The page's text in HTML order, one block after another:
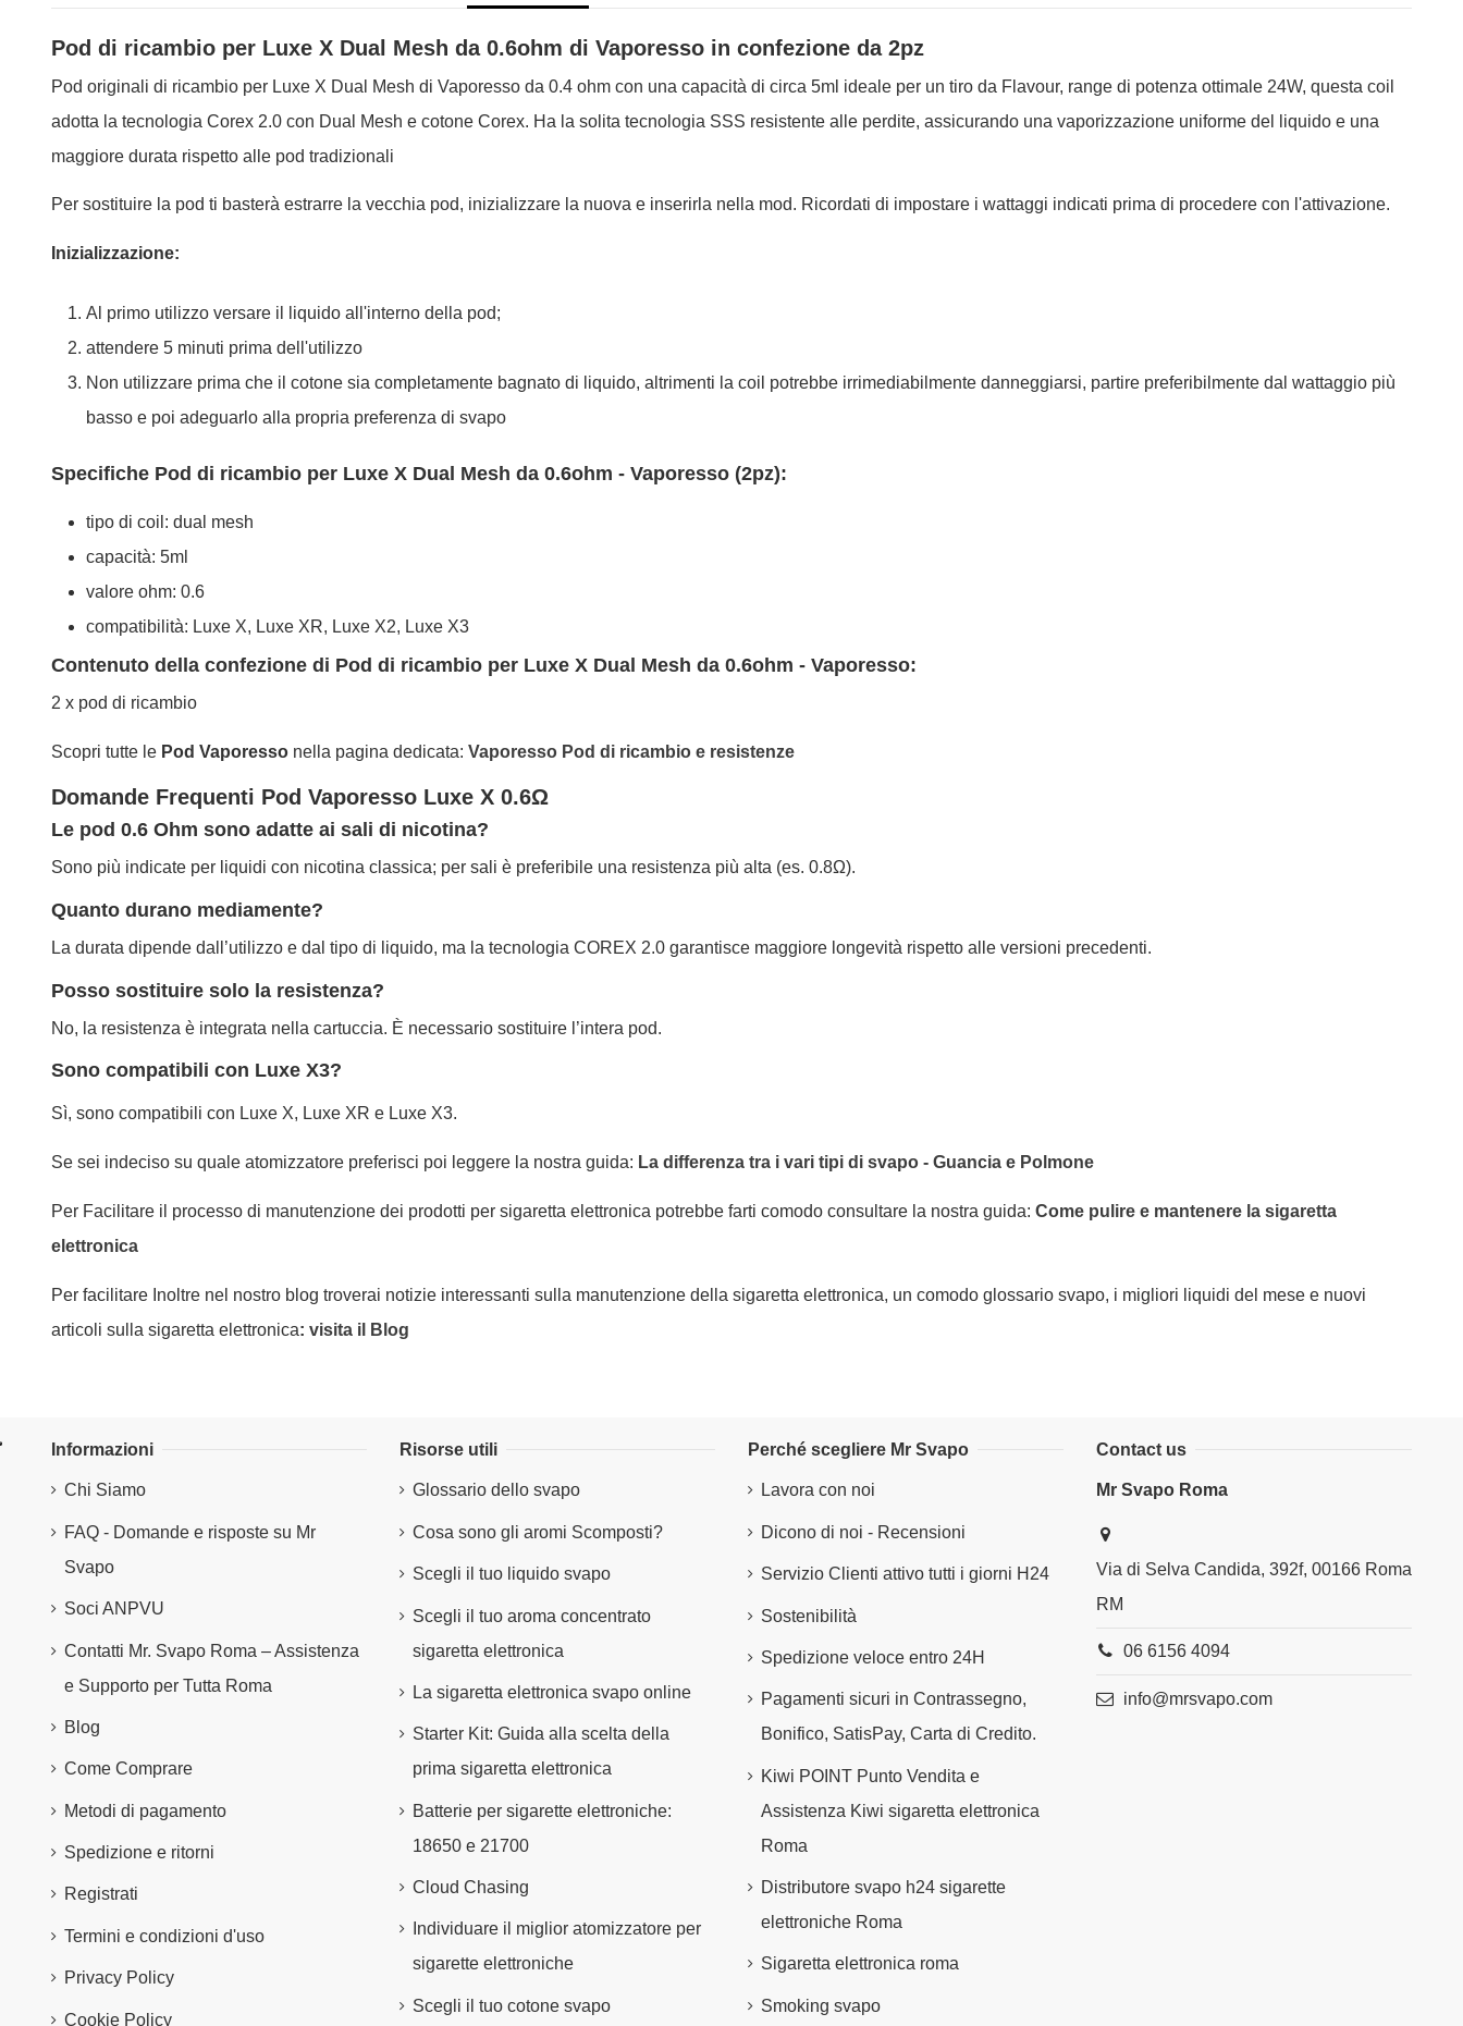
Pod di ricambio per Luxe X Dual Mesh da 0.6ohm di Vaporesso in confezione da 2pz
Pod originali di ricambio per Luxe X Dual Mesh di Vaporesso da 0.4 ohm con una capacità di circa 5ml ideale per un tiro da Flavour, range di potenza ottimale 24W, questa coil
adotta la tecnologia Corex 2.0 con Dual Mesh e cotone Corex. Ha la solita tecnologia SSS resistente alle perdite, assicurando una vaporizzazione uniforme del liquido e una
maggiore durata rispetto alle pod tradizionali
Per sostituire la pod ti basterà estrarre la vecchia pod, inizializzare la nuova e inserirla nella mod. Ricordati di impostare i wattaggi indicati prima di procedere con l'attivazione.
Inizializzazione:
Al primo utilizzo versare il liquido all'interno della pod;
attendere 5 minuti prima dell'utilizzo
Non utilizzare prima che il cotone sia completamente bagnato di liquido, altrimenti la coil potrebbe irrimediabilmente danneggiarsi, partire preferibilmente dal wattaggio più
basso e poi adeguarlo alla propria preferenza di svapo
Specifiche Pod di ricambio per Luxe X Dual Mesh da 0.6ohm - Vaporesso (2pz):
tipo di coil: dual mesh
capacità: 5ml
valore ohm: 0.6
compatibilità: Luxe X, Luxe XR, Luxe X2, Luxe X3
Contenuto della confezione di Pod di ricambio per Luxe X Dual Mesh da 0.6ohm - Vaporesso:
2 x pod di ricambio
Scopri tutte le Pod Vaporesso nella pagina dedicata: Vaporesso Pod di ricambio e resistenze
Domande Frequenti Pod Vaporesso Luxe X 0.6Ω
Le pod 0.6 Ohm sono adatte ai sali di nicotina?
Sono più indicate per liquidi con nicotina classica; per sali è preferibile una resistenza più alta (es. 0.8Ω).
Quanto durano mediamente?
La durata dipende dall’utilizzo e dal tipo di liquido, ma la tecnologia COREX 2.0 garantisce maggiore longevità rispetto alle versioni precedenti.
Posso sostituire solo la resistenza?
No, la resistenza è integrata nella cartuccia. È necessario sostituire l’intera pod.
Sono compatibili con Luxe X3?
Sì, sono compatibili con Luxe X, Luxe XR e Luxe X3.
Se sei indeciso su quale atomizzatore preferisci poi leggere la nostra guida: La differenza tra i vari tipi di svapo - Guancia e Polmone
Per Facilitare il processo di manutenzione dei prodotti per sigaretta elettronica potrebbe farti comodo consultare la nostra guida: Come pulire e mantenere la sigaretta
elettronica
Per facilitare Inoltre nel nostro blog troverai notizie interessanti sulla manutenzione della sigaretta elettronica, un comodo glossario svapo, i migliori liquidi del mese e nuovi
articoli sulla sigaretta elettronica: visita il Blog
Informazioni
Chi Siamo
FAQ - Domande e risposte su Mr
Svapo
Soci ANPVU
Contatti Mr. Svapo Roma – Assistenza
e Supporto per Tutta Roma
Blog
Come Comprare
Metodi di pagamento
Spedizione e ritorni
Registrati
Termini e condizioni d'uso
Privacy Policy
Cookie Policy
Risorse utili
Glossario dello svapo
Cosa sono gli aromi Scomposti?
Scegli il tuo liquido svapo
Scegli il tuo aroma concentrato
sigaretta elettronica
La sigaretta elettronica svapo online
Starter Kit: Guida alla scelta della
prima sigaretta elettronica
Batterie per sigarette elettroniche:
18650 e 21700
Cloud Chasing
Individuare il miglior atomizzatore per
sigarette elettroniche
Scegli il tuo cotone svapo
Perché scegliere Mr Svapo
Lavora con noi
Dicono di noi - Recensioni
Servizio Clienti attivo tutti i giorni H24
Sostenibilità
Spedizione veloce entro 24H
Pagamenti sicuri in Contrassegno,
Bonifico, SatisPay, Carta di Credito.
Kiwi POINT Punto Vendita e
Assistenza Kiwi sigaretta elettronica
Roma
Distributore svapo h24 sigarette
elettroniche Roma
Sigaretta elettronica roma
Smoking svapo
Contact us
Mr Svapo Roma
Via di Selva Candida, 392f, 00166 Roma
RM
06 6156 4094
info@mrsvapo.com